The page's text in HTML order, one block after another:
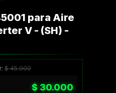
para Aire
V - (SH) -
$45.000
$ 30.000